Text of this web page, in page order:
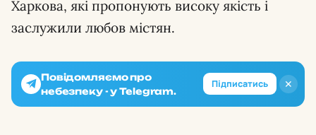
Харкова, які пропонують високу якість і
заслужили любов містян.
✕
Повідомляємо про
небезпеку - у Telegram.
Підписатись